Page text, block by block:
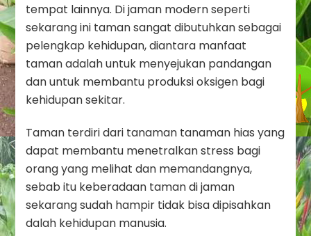
tempat lainnya. Di jaman modern seperti
sekarang ini taman sangat dibutuhkan sebagai
pelengkap kehidupan, diantara manfaat
taman adalah untuk menyejukan pandangan
dan untuk membantu produksi oksigen bagi
kehidupan sekitar.
Taman terdiri dari tanaman tanaman hias yang
dapat membantu menetralkan stress bagi
orang yang melihat dan memandangnya,
sebab itu keberadaan taman di jaman
sekarang sudah hampir tidak bisa dipisahkan
dalah kehidupan manusia.